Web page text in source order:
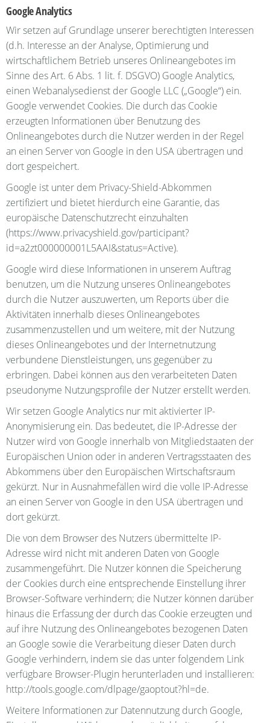
Google Analytics
Wir setzen auf Grundlage unserer berechtigten Interessen
(d.h. Interesse an der Analyse, Optimierung und
wirtschaftlichem Betrieb unseres Onlineangebotes im
Sinne des Art. 6 Abs. 1 lit. f. DSGVO) Google Analytics,
einen Webanalysedienst der Google LLC („Google“) ein.
Google verwendet Cookies. Die durch das Cookie
erzeugten Informationen über Benutzung des
Onlineangebotes durch die Nutzer werden in der Regel
an einen Server von Google in den USA übertragen und
dort gespeichert.
Google ist unter dem Privacy-Shield-Abkommen
zertifiziert und bietet hierdurch eine Garantie, das
europäische Datenschutzrecht einzuhalten
(https://www.privacyshield.gov/participant?
id=a2zt000000001L5AAI&status=Active).
Google wird diese Informationen in unserem Auftrag
benutzen, um die Nutzung unseres Onlineangebotes
durch die Nutzer auszuwerten, um Reports über die
Aktivitäten innerhalb dieses Onlineangebotes
zusammenzustellen und um weitere, mit der Nutzung
dieses Onlineangebotes und der Internetnutzung
verbundene Dienstleistungen, uns gegenüber zu
erbringen. Dabei können aus den verarbeiteten Daten
pseudonyme Nutzungsprofile der Nutzer erstellt werden.
Wir setzen Google Analytics nur mit aktivierter IP-
Anonymisierung ein. Das bedeutet, die IP-Adresse der
Nutzer wird von Google innerhalb von Mitgliedstaaten der
Europäischen Union oder in anderen Vertragsstaaten des
Abkommens über den Europäischen Wirtschaftsraum
gekürzt. Nur in Ausnahmefällen wird die volle IP-Adresse
an einen Server von Google in den USA übertragen und
dort gekürzt.
Die von dem Browser des Nutzers übermittelte IP-
Adresse wird nicht mit anderen Daten von Google
zusammengeführt. Die Nutzer können die Speicherung
der Cookies durch eine entsprechende Einstellung ihrer
Browser-Software verhindern; die Nutzer können darüber
hinaus die Erfassung der durch das Cookie erzeugten und
auf ihre Nutzung des Onlineangebotes bezogenen Daten
an Google sowie die Verarbeitung dieser Daten durch
Google verhindern, indem sie das unter folgendem Link
verfügbare Browser-Plugin herunterladen und installieren:
http://tools.google.com/dlpage/gaoptout?hl=de.
Weitere Informationen zur Datennutzung durch Google,